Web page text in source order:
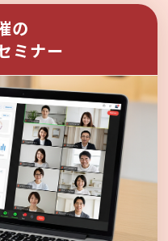
の
ミナー